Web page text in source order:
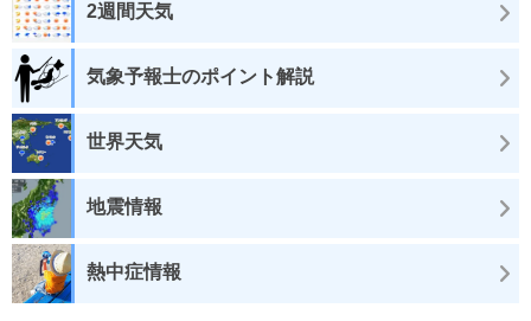
2週間天気
気象予報士のポイント解説
世界天気
地震情報
熱中症情報